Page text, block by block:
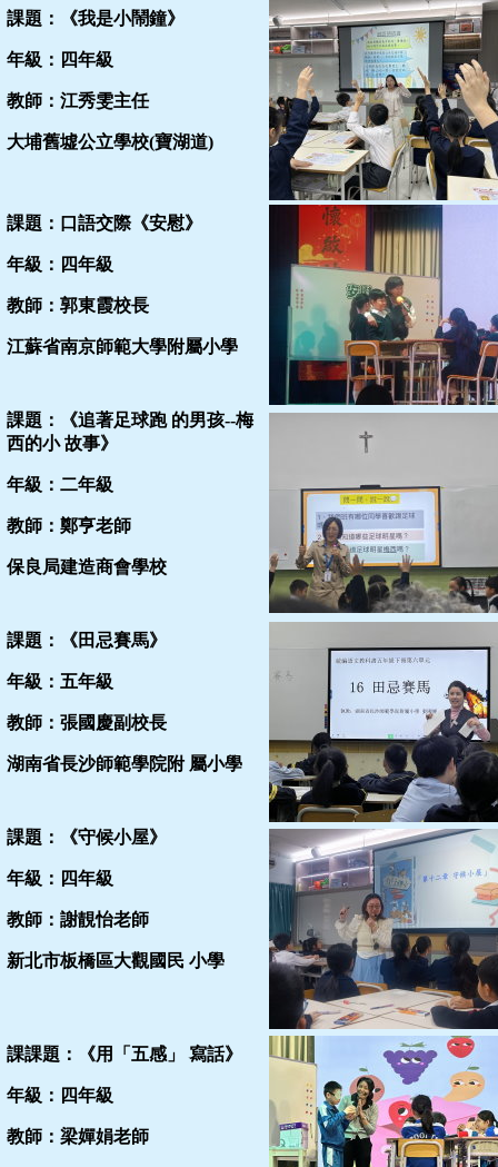
課題：《我是小鬧鐘》
年級：四年級
教師：江秀雯主任
大埔舊墟公立學校(寶湖道)
課題：口語交際《安慰》
年級：四年級
教師：郭東霞校長
江蘇省南京師範大學附屬小學
課題：《追著足球跑 的男孩--梅
西的小 故事》
年級：二年級
教師：鄭亨老師
保良局建造商會學校
課題：《田忌賽馬》
年級：五年級
教師：張國慶副校長
湖南省長沙師範學院附 屬小學
課題：《守候小屋》
年級：四年級
教師：謝靚怡老師
新北市板橋區大觀國民 小學
課課題：《用「五感」 寫話》
年級：四年級
教師：梁嬋娟老師